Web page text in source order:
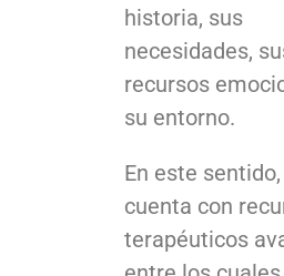
historia, sus
necesidades,
recursos
su entorno.
En este
cuenta con
terapéuticos